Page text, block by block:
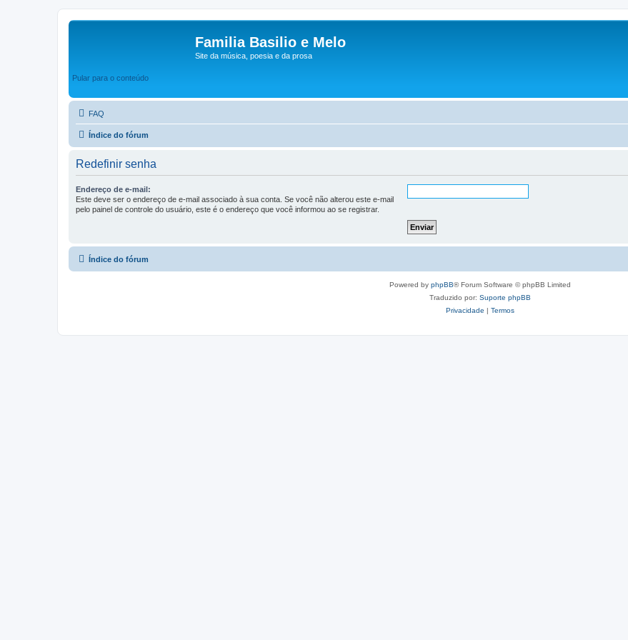
Familia Basilio e Melo
Site da música, poesia e da prosa
Pular para o conteúdo
FAQ
Índice do fórum
Redefinir senha
Endereço de e-mail:
Este deve ser o endereço de e-mail associado à sua conta. Se você não alterou este e-mail
pelo painel de controle do usuário, este é o endereço que você informou ao se registrar.
Índice do fórum
Powered by phpBB® Forum Software © phpBB Limited
Traduzido por: Suporte phpBB
Privacidade | Termos